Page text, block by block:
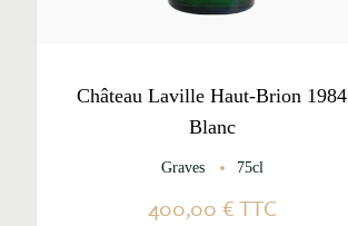
Château Laville Haut-Brion 1984
Blanc
Graves 75cl
400,00 €TTC